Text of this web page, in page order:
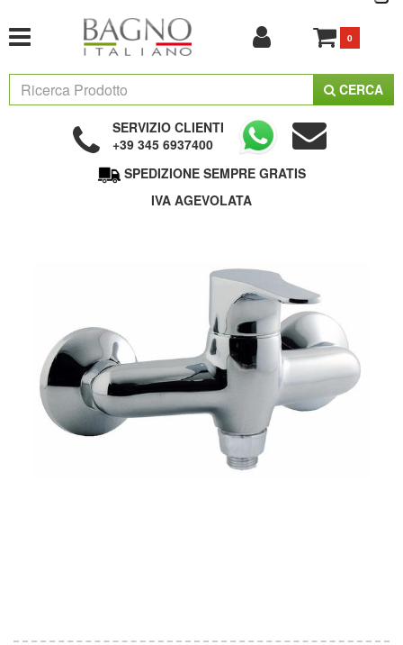
0
CERCA
SERVIZIO CLIENTI
+39 345 6937400
SPEDIZIONE SEMPRE GRATIS
IVA AGEVOLATA